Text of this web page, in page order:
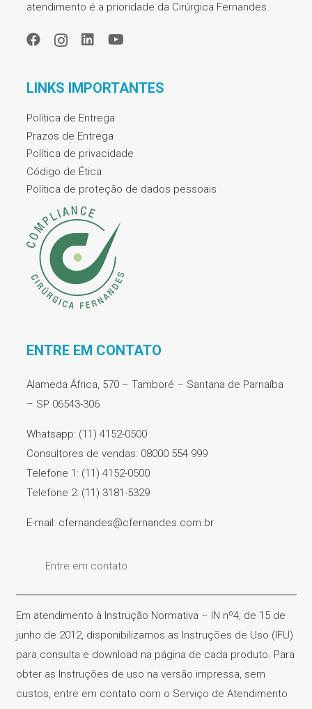
atendimento é a prioridade da Cirúrgica Fernandes.
LINKS IMPORTANTES
Política de Entrega
Prazos de Entrega
Política de privacidade
Código de Ética
Política de proteção de dados pessoais
ENTRE EM CONTATO
Alameda África, 570 – Tamboré – Santana de Parnaíba
– SP 06543-306
Whatsapp: (11) 4152-0500
Consultores de vendas: 08000 554 999
Telefone 1: (11) 4152-0500
Telefone 2: (11) 3181-5329
E-mail: cfernandes@cfernandes.com.br
Entre em contato
Em atendimento à Instrução Normativa – IN nº4, de 15 de
junho de 2012, disponibilizamos as Instruções de Uso (IFU)
para consulta e download na página de cada produto. Para
obter as Instruções de uso na versão impressa, sem
custos, entre em contato com o Serviço de Atendimento